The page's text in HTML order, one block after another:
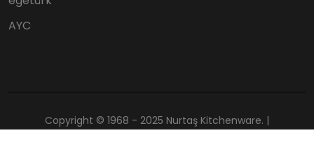
AYC
Copyright © 1968 - 2025 Nurtaş Kitchenware. |